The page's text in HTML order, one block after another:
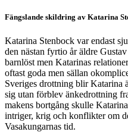
Fängslande skildring av Katarina
Katarina Stenbock var endast
den nästan fyrtio år äldre
barnlöst men Katarinas
oftast goda men sällan
Sveriges drottning blir Katarina
sig utan förblev änkedrottning
makens bortgång skulle
intriger, krig och konflikter om
Vasakungarnas tid.